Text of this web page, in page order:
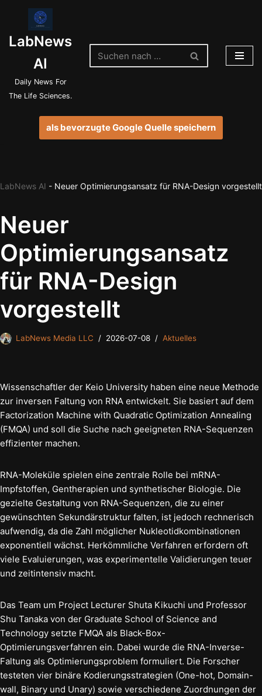
Inhalt
springen
LabNews
AI
Daily News For
The Life Sciences.
als bevorzugte Google Quelle speichern
LabNews AI - Neuer Optimierungsansatz für RNA-Design vorgestellt
Neuer
Optimierungsansatz
für RNA-Design
vorgestellt
LabNews Media LLC 2026-07-08 Aktuelles
Wissenschaftler der Keio University haben eine neue Methode
zur inversen Faltung von RNA entwickelt. Sie basiert auf dem
Factorization Machine with Quadratic Optimization Annealing
(FMQA) und soll die Suche nach geeigneten RNA-Sequenzen
effizienter machen.
RNA-Moleküle spielen eine zentrale Rolle bei mRNA-
Impfstoffen, Gentherapien und synthetischer Biologie. Die
gezielte Gestaltung von RNA-Sequenzen, die zu einer
gewünschten Sekundärstruktur falten, ist jedoch rechnerisch
aufwendig, da die Zahl möglicher Nukleotidkombinationen
exponentiell wächst. Herkömmliche Verfahren erfordern oft
viele Evaluierungen, was experimentelle Validierungen teuer
und zeitintensiv macht.
Das Team um Project Lecturer Shuta Kikuchi und Professor
Shu Tanaka von der Graduate School of Science and
Technology setzte FMQA als Black-Box-
Optimierungsverfahren ein. Dabei wurde die RNA-Inverse-
Faltung als Optimierungsproblem formuliert. Die Forscher
testeten vier binäre Kodierungsstrategien (One-hot, Domain-
wall, Binary und Unary) sowie verschiedene Zuordnungen der